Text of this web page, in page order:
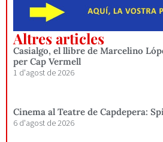
Altres articles
Casialgo, el llibre de Marcelino
per Cap Vermell
1 d'agost de 2026
Cinema al Teatre de Capdepera:
6 d'agost de 2026